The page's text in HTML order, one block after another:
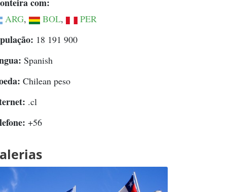
ARG, BOL, PER
18 191 900
Spanish
Chilean peso
.cl
+56